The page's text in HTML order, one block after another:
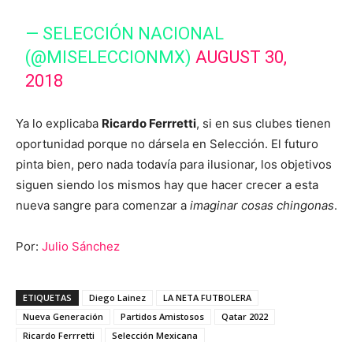
— SELECCIÓN NACIONAL
(@MISELECCIONMX)AUGUST 30,
2018
Ya lo explicaba Ricardo Ferrretti, si en sus clubes tienen
oportunidad porque no dársela en Selección. El futuro
pinta bien, pero nada todavía para ilusionar, los objetivos
siguen siendo los mismos hay que hacer crecer a esta
nueva sangre para comenzar a imaginar cosas chingonas.
Por: Julio Sánchez
ETIQUETAS Diego Lainez
LA NETA FUTBOLERA
Nueva Generación
Partidos Amistosos
Qatar 2022
Ricardo Ferrretti
Selección Mexicana